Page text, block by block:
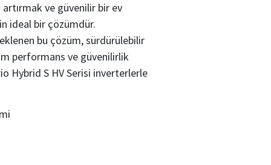
ve güvenilir bir ev
ideal bir çözümdür.
bu çözüm, sürdürülebilir
performans ve güvenilirlik
Hybrid S HV Serisi inverterlerle